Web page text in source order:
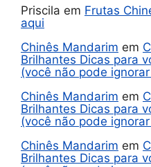
Priscila em Frutas
aqui
Chinês Mandarim em
Brilhantes Dicas para
(você não pode
Chinês Mandarim em
Brilhantes Dicas para
(você não pode
Chinês Mandarim em
Brilhantes Dicas para